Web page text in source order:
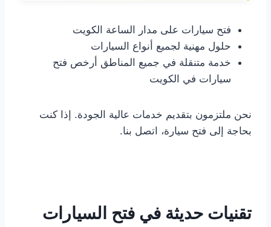
فتح سيارات على مدار الساعة الكويت
حلول مهنية لجميع أنواع السيارات
خدمة متنقلة في جميع المناطق أرخص فتح
سيارات في الكويت
نحن ملتزمون بتقديم خدمات عالية الجودة. إذا كنت
بحاجة إلى فتح سيارة، اتصل بنا.
تقنيات حديثة في فتح السيارات